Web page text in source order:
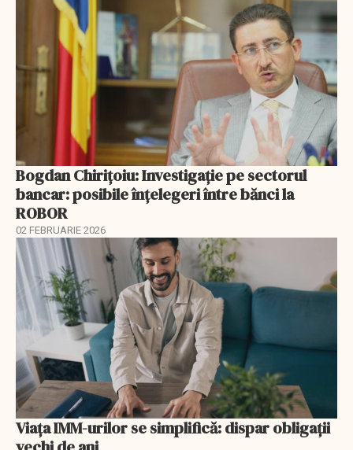
Bogdan Chirițoiu: Investigație pe sectorul
bancar: posibile înțelegeri între bănci la
ROBOR
02 FEBRUARIE 2026
Viața IMM-urilor se simplifică: dispar obligații